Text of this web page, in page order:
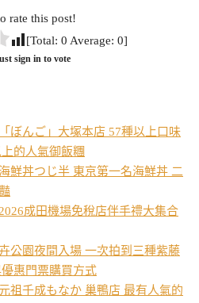
rate this post!
[Total: 0 Average: 0]
sign in to vote
ぼんご」大塚本店 57種以上口味
的人氣御飯糰
鮮丼つじ半 東京第一名海鮮丼 二
成田機場免稅店伴手禮大集合
公園夜間入場 一次拍到三種紫藤
惠門票購買方式
祖千成もなか 巢鴨店 最有人氣的